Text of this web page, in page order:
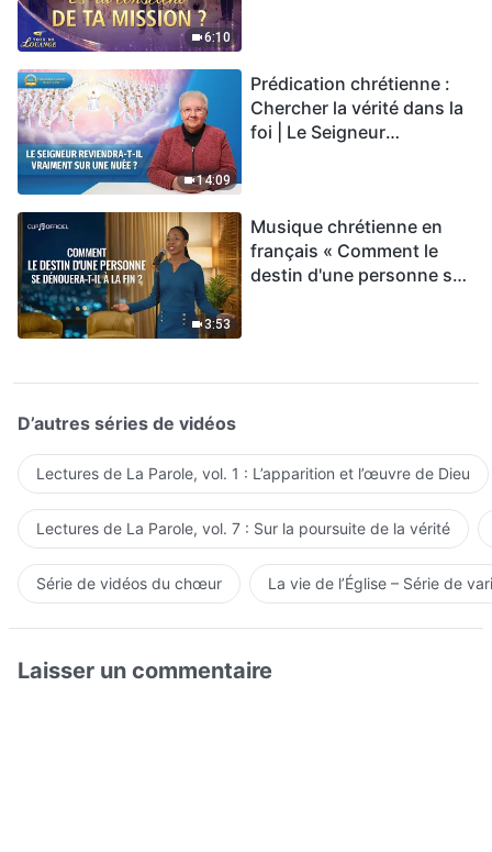
6:10
14:09
Prédication chrétienne :
Chercher la vérité dans la
foi | Le Seigneur
3:53
Musique chrétienne en
français « Comment le
destin d'une personne se
D’autres séries de vidéos
Lectures de La Parole, vol. 1 : L’apparition et l’œuvre de Dieu
Lectures de La Parole, vol. 7 : Sur la poursuite de la vérité
Série de vidéos du chœur La vie de l’Église – Série de
Laisser un commentaire